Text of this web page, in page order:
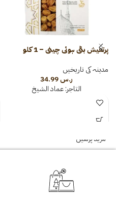
پرتعیش بٹی ہوئی چینی – 1 کلو
مدینہ کی تاریخیں
ر.س
التاجر:عماد الشيخ
مزید پڑھیں